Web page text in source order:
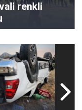
renkli